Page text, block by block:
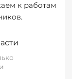
к работам